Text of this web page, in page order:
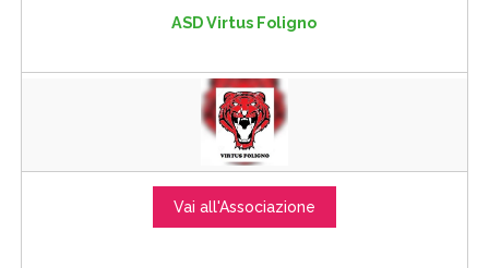
ASD Virtus Foligno
Vai all'Associazione